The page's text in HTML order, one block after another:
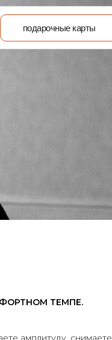
подарочные карты
ТЕМПЕ.
амплитуду, снимаете